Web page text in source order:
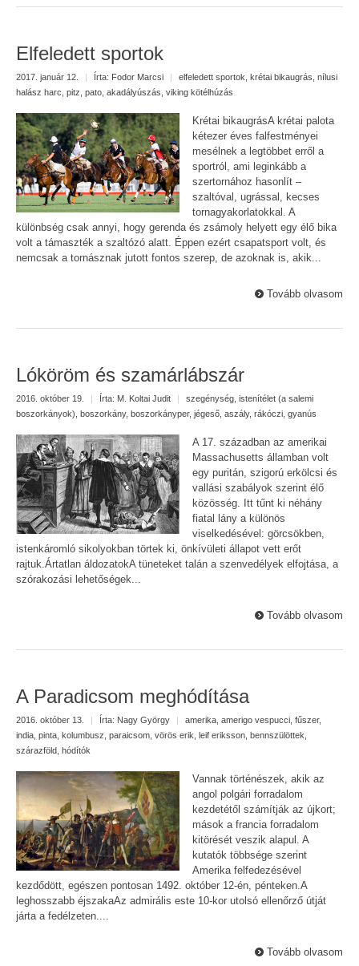
Elfeledett sportok
2017. január 12. | Írta: Fodor Marcsi | elfeledett sportok krétai bikaugrás nílusi
halász harc pitz pato akadályúszás viking kötélhúzás
Krétai bikaugrásA krétai palota
kétezer éves falfestményei
mesélnek a legtöbbet erről a
sportról, ami leginkább a
szertornához hasonlít –
szaltóval, ugrással, kecses
tornagyakorlatokkal. A
különbség csak annyi, hogy gerenda és zsámoly helyett egy élő bika
volt a támaszték a szaltózó alatt. Éppen ezért csapatsport volt, és
nemcsak a tornásznak jutott fontos szerep, de azoknak is, akik...
Tovább olvasom
Lóköröm és szamárlábszár
2016. október 19. | Írta: M. Koltai Judit | szegénység istenítélet (a salemi
boszorkányok) boszorkány, boszorkányper, jégeső aszály, rákóczi gyanús
A 17. században az amerikai
Massachusetts államban volt
egy puritán, szigorú erkölcsi és
vallási szabályok szerint élő
közösség. Itt tűnt ki néhány
fiatal lány a különös
viselkedésével: görcsökben,
istenkáromló sikolyokban törtek ki, önkívületi állapot vett erőt
rajtuk.Ártatlan áldozatokA tüneteket talán a szenvedélyek elfojtása, a
szórakozási lehetőségek...
Tovább olvasom
A Paradicsom meghódítása
2016. október 13. | Írta: Nagy György | amerika amerigo vespucci fűszer,
india pinta kolumbusz paraicsom vörös erik leif eriksson bennszülöttek
szárazföld hódítók
Vannak történészek, akik az
angol polgári forradalom
kezdetétől számítják az újkort;
mások a francia forradalom
kitörését veszik alapul. A
kutatók többsége szerint
Amerika felfedezésével
kezdődött, egészen pontosan 1492. október 12-én, pénteken.A
leghosszabb éjszakaAz admirális este 10-kor utolsó ellenőrző útját
járta a fedélzeten....
Tovább olvasom